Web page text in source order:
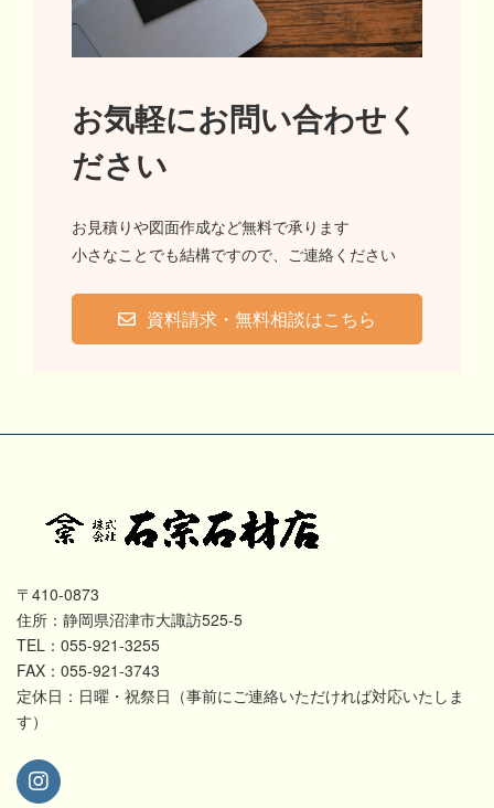
お気軽にお問い合わせく
ださい
お見積りや図面作成など無料で承ります
小さなことでも結構ですので、ご連絡ください
資料請求・無料相談はこちら
〒410-0873
住所：静岡県沼津市大諏訪525-5
TEL：055-921-3255
FAX：055-921-3743
定休日：日曜・祝祭日（事前にご連絡いただければ対応いたしま
す）